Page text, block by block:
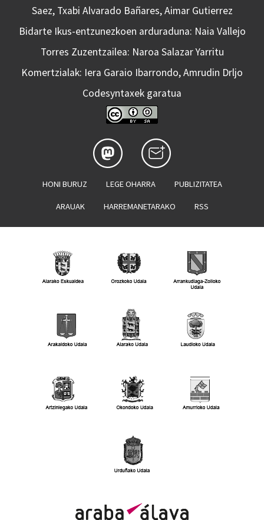
Saez, Txabi Alvarado Bañares, Aimar Gutierrez
Bidarte Ikus-entzunezkoen arduraduna: Naia Vallejo
Torres Zuzentzailea: Naroa Salazar Yarritu
Komertzialak: Iera Garaio Ibarrondo, Amrudin Drljo
Codesyntaxek garatua
HONI BURUZ LEGE OHARRA PUBLIZITATEA
ARAUAK HARREMANETARAKO RSS